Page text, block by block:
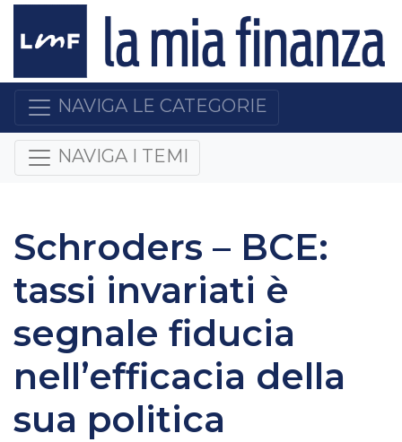
NAVIGA LE CATEGORIE
NAVIGA I TEMI
Schroders – BCE:
tassi invariati è
segnale fiducia
nell’efficacia della
sua politica